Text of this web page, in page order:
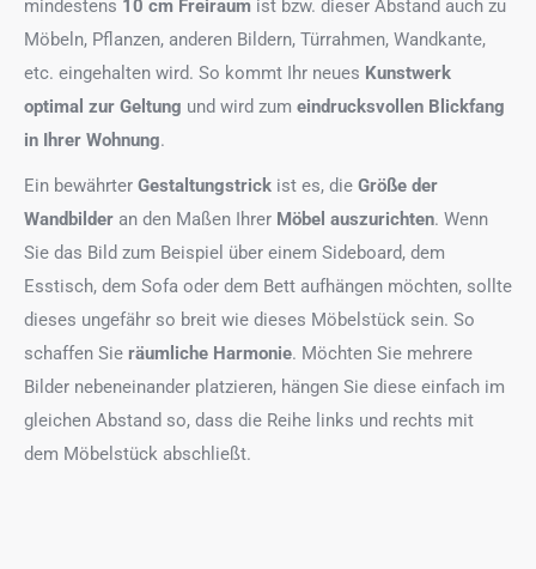
mindestens 10 cm Freiraum ist bzw. dieser Abstand auch zu
Möbeln, Pflanzen, anderen Bildern, Türrahmen, Wandkante,
etc. eingehalten wird. So kommt Ihr neues Kunstwerk
optimal zur Geltung und wird zum eindrucksvollen Blickfang
in Ihrer Wohnung.
Ein bewährter Gestaltungstrick ist es, die Größe der
Wandbilder an den Maßen Ihrer Möbel auszurichten. Wenn
Sie das Bild zum Beispiel über einem Sideboard, dem
Esstisch, dem Sofa oder dem Bett aufhängen möchten, sollte
dieses ungefähr so breit wie dieses Möbelstück sein. So
schaffen Sie räumliche Harmonie. Möchten Sie mehrere
Bilder nebeneinander platzieren, hängen Sie diese einfach im
gleichen Abstand so, dass die Reihe links und rechts mit
dem Möbelstück abschließt.